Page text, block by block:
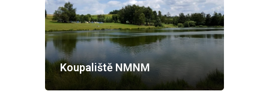
Koupaliště NMNM